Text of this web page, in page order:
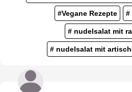
#Vegane Rezepte #
# nudelsalat mit
# nudelsalat mit